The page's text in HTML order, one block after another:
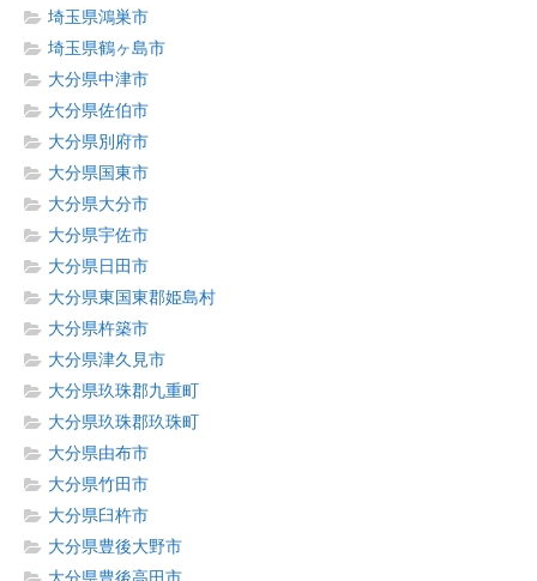
埼玉県鴻巣市
埼玉県鶴ヶ島市
大分県中津市
大分県佐伯市
大分県別府市
大分県国東市
大分県大分市
大分県宇佐市
大分県日田市
大分県東国東郡姫島村
大分県杵築市
大分県津久見市
大分県玖珠郡九重町
大分県玖珠郡玖珠町
大分県由布市
大分県竹田市
大分県臼杵市
大分県豊後大野市